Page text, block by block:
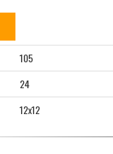
105
24
12x12